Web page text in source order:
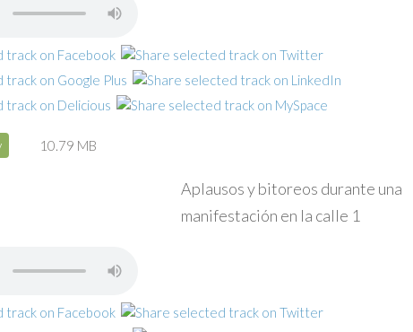
10.79 MB
Aplausos y bitoreos durante una
manifestación en la calle 1